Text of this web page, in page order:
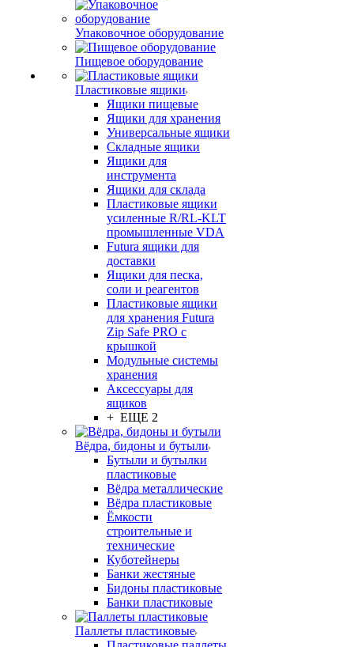
Упаковочное оборудование
Пищевое оборудование
Пластиковые ящики
Ящики пищевые
Ящики для хранения
Универсальные ящики
Складные ящики
Ящики для
инструмента
Ящики для склада
Пластиковые ящики
усиленные R/RL-KLT
промышленные VDA
Futura ящики для
доставки
Ящики для песка,
соли и реагентов
Пластиковые ящики
для хранения Futura
Zip Safe PRO с
крышкой
Модульные системы
хранения
Аксессуары для
ящиков
+ ЕЩЕ 2
Вёдра, бидоны и бутыли
Бутыли и бутылки
пластиковые
Вёдра металлические
Вёдра пластиковые
Ёмкости
строительные и
технические
Куботейнеры
Банки жестяные
Бидоны пластиковые
Банки пластиковые
Паллеты пластиковые